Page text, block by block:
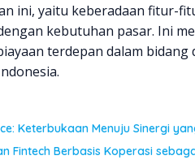
ini, yaitu keberadaan fitur-
kebutuhan pasar. Ini
terdepan dalam
Keterbukaan Menuju Sinergi
Fintech Berbasis Koperasi